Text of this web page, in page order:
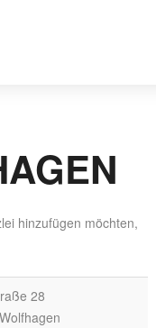
hinzufügen möchten,
28